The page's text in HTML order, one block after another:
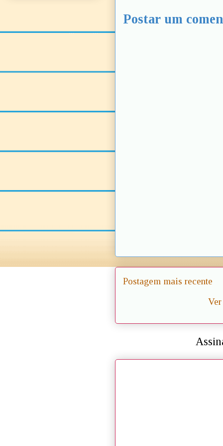
Postar um
Postagem mais recente